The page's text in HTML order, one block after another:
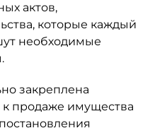
актов,
которые каждый
необходимые
закреплена
к продаже имущества